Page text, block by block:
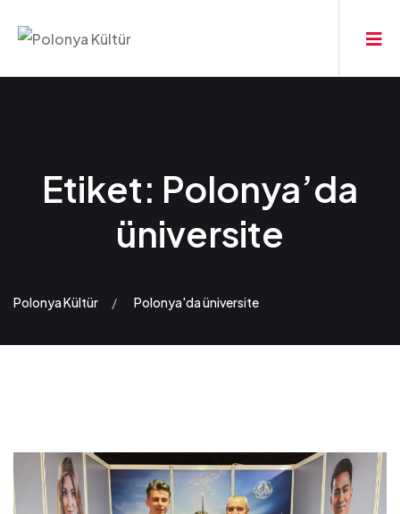
Etiket: Polonya’da
üniversite
Polonya Kültür Polonya'da üniversite